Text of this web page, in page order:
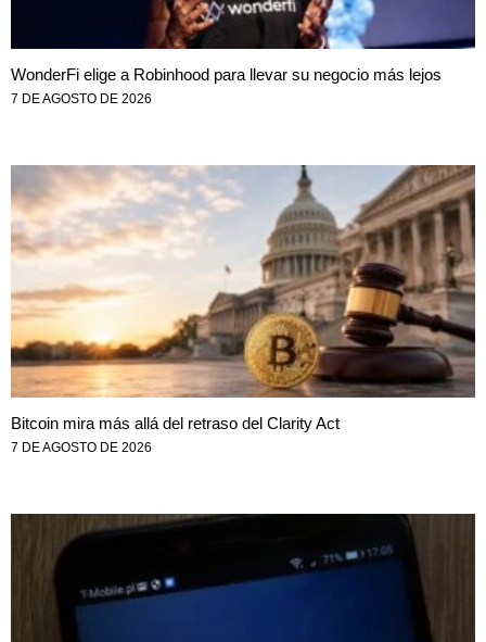
WonderFi elige a Robinhood para llevar su negocio más lejos
7 DE AGOSTO DE 2026
Bitcoin mira más allá del retraso del Clarity Act
7 DE AGOSTO DE 2026